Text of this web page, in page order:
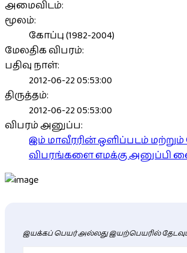
அமைவிடம்:
மூலம்:
கோப்பு (1982-2004)
மேலதிக விபரம்:
பதிவு நாள்:
2012-06-22 05:53:00
திருத்தம்:
2012-06-22 05:53:00
விபரம் அனுப்ப:
இம் மாவீரரின் ஒளிப்படம் மற்றும்
விபரங்களை எமக்கு அனுப்பி
இயக்கப் பெயர் அல்லது இயற்பெயரில்